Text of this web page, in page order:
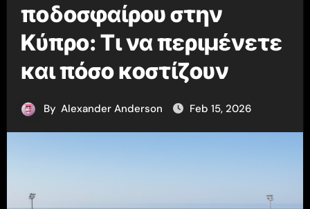
ποδοσφαίρου στην
Κύπρο: Τι να περιμένετε
και πόσο κοστίζουν
By Alexander Anderson Feb 15, 2026